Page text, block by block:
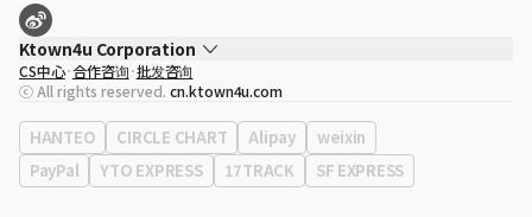
Ktown4u Corporation
代表
宋効珉
营业执照 120-87-71116
公司地址 首尔特别市 江南区 岭东大路 513号 3楼 （三成洞， coex)
CS中心 合作咨询 批发咨询
ⓒ All rights reserved. cn.ktown4u.com
HANTEO CIRCLE CHART Alipay
weixin
PayPal
YTO EXPRESS 17TRACK SF EXPRESS